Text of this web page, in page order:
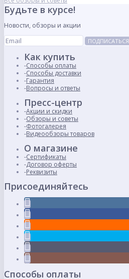
Будьте в курсе!
Новости, обзоры и акции
ПОДПИСАТЬСЯ
Как купить
Способы оплаты
Способы доставки
Гарантия
Вопросы и ответы
Пресс-центр
Акции и скидки
Обзоры и советы
Фотогалерея
Видеообзоры товаров
О магазине
Сертификаты
Договор оферты
Реквизиты
Присоединяйтесь
Способы оплаты